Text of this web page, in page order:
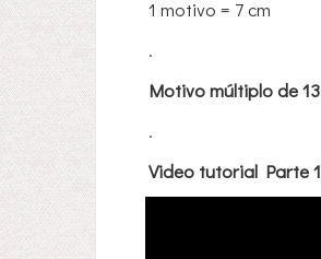
1 motivo = 7 cm
.
Motivo múltiplo de 13
.
Video tutorial Parte 1